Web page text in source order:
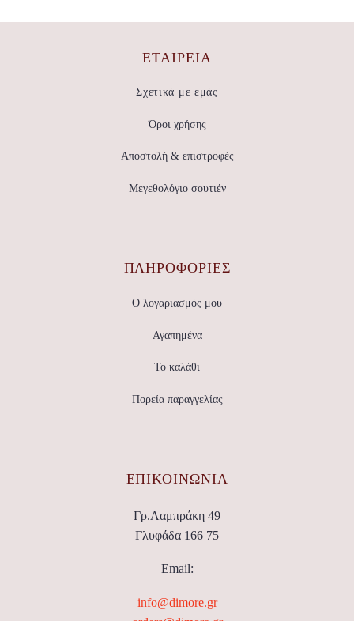
ΕΤΑΙΡΕΊΑ
Σχετικά με εμάς
Όροι χρήσης
Αποστολή & επιστροφές
Μεγεθολόγιο σουτιέν
ΠΛΗΡΟΦΟΡΙΕΣ
Ο λογαριασμός μου
Αγαπημένα
Το καλάθι
Πορεία παραγγελίας
ΕΠΙΚΟΙΝΩΝΊΑ
Γρ.Λαμπράκη 49
Γλυφάδα 166 75
Email:
info@dimore.gr